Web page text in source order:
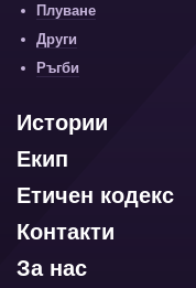
Плуване
Други
Ръгби
Истории
Екип
Етичен кодекс
Контакти
За нас